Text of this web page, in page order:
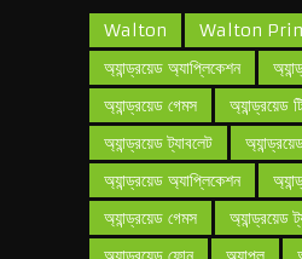
Walton Walton
অ্যান্ড্রয়েড অ্যাপ্লিকেশন
অ্যান্ড্রয়েড গেমস
অ্যান্ড্রয়েড
অ্যান্ড্রয়েড ট্যাবলেট
অ্যান্ড্রয়েড অ্যাপ্লিকেশন
অ্যান্ড্রয়েড গেমস
অ্যান্ড্রয়েড